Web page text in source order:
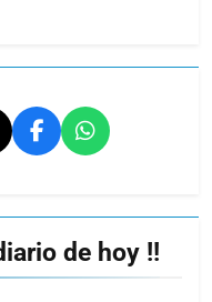
de hoy !!